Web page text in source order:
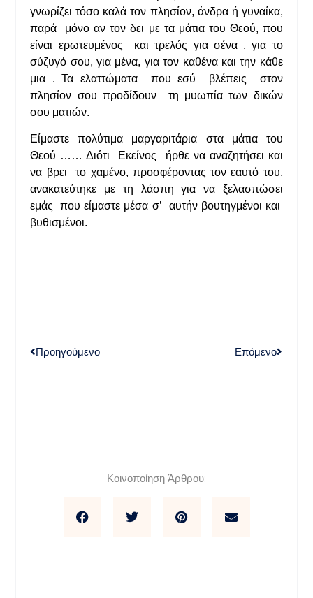
γνωρίζει τόσο καλά τον πλησίον, άνδρα ή γυναίκα,
παρά μόνο αν τον δει με τα μάτια του Θεού, που
είναι ερωτευμένος και τρελός για σένα , για το
σύζυγό σου, για μένα, για τον καθένα και την κάθε
μια . Τα ελαττώματα που εσύ βλέπεις στον
πλησίον σου προδίδουν τη μυωπία των δικών
σου ματιών.
Είμαστε πολύτιμα μαργαριτάρια στα μάτια του
Θεού …… Διότι Εκείνος ήρθε να αναζητήσει και
να βρει το χαμένο, προσφέροντας τον εαυτό του,
ανακατεύτηκε με τη λάσπη για να ξελασπώσει
εμάς που είμαστε μέσα σ’ αυτήν βουτηγμένοι και
βυθισμένοι.
Προηγούμενο Επόμενο
Κοινοποίηση Άρθρου: